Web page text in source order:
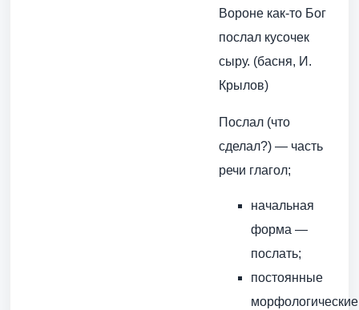
Вороне как-то Бог
послал кусочек
сыру. (басня, И.
Крылов)
Послал (что
сделал?) — часть
речи глагол;
начальная
форма —
послать;
постоянные
морфологические